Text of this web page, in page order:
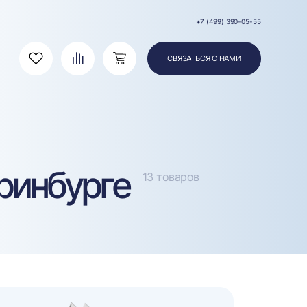
+7 (499) 390-05-55
Избранное СравнениеКорзина СВЯЗАТЬСЯ С НАМИ
13 товаров